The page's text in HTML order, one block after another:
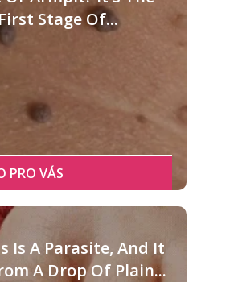
Stage Of...
Is A Parasite, And It
A Drop Of Plain...